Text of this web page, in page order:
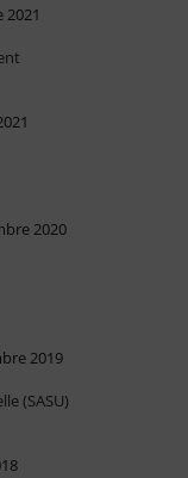
2020
2019
(SASU)